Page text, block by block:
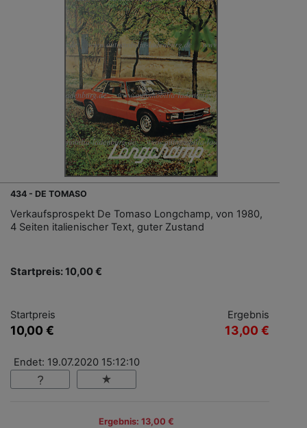
434 - DE TOMASO
Verkaufsprospekt De Tomaso Longchamp, von 1980,
4 Seiten italienischer Text, guter Zustand
Startpreis: 10,00 €
Startpreis
10,00 €
Ergebnis
13,00 €
Endet: 19.07.2020 15:12:10
Ergebnis: 13,00 €